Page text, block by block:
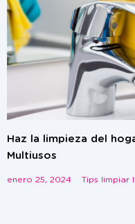
Haz la limpieza del
Multiusos
enero 25, 2024 Tips limpiar